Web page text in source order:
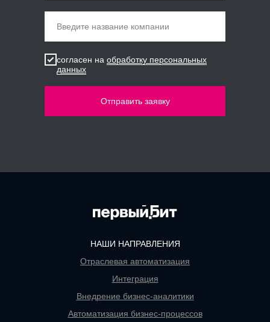
Введите название компании
согласен на обработку персональных
данных
Отправить заявку
НАШИ НАПРАВЛЕНИЯ
Отраслевая автоматизация
Интеграция
Внедрение бизнес-аналитики
Автоматизация бизнес-процессов